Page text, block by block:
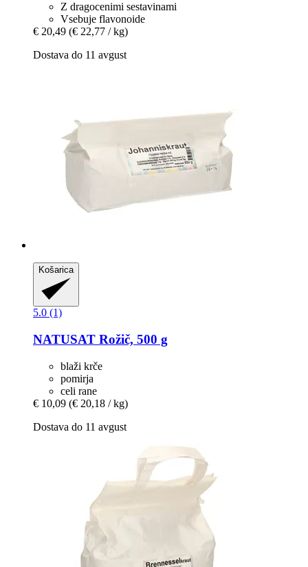
Z dragocenimi sestavinami
Vsebuje flavonoide
€ 20,49 (€ 22,77 / kg)
Dostava do 11 avgust
Košarica
5.0 (1)
NATUSAT Rožič, 500 g
blaži krče
pomirja
celi rane
€ 10,09 (€ 20,18 / kg)
Dostava do 11 avgust